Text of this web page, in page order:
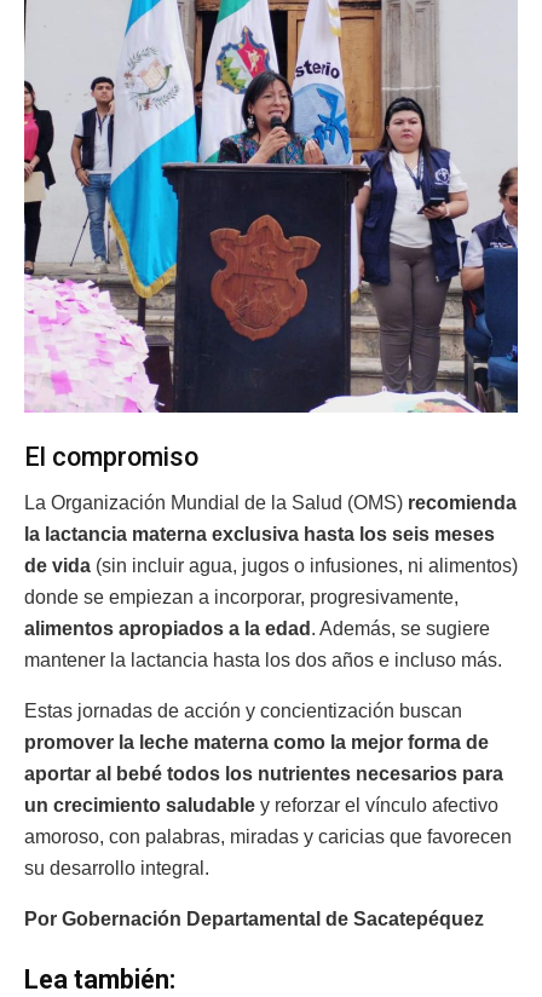
El compromiso
La Organización Mundial de la Salud (OMS) recomienda
la lactancia materna exclusiva hasta los seis meses
de vida (sin incluir agua, jugos o infusiones, ni alimentos)
donde se empiezan a incorporar, progresivamente,
alimentos apropiados a la edad . Además, se sugiere
mantener la lactancia hasta los dos años e incluso más.
Estas jornadas de acción y concientización buscan
promover la leche materna como la mejor forma de
aportar al bebé todos los nutrientes necesarios para
un crecimiento saludable y reforzar el vínculo afectivo
amoroso, con palabras, miradas y caricias que favorecen
su desarrollo integral.
Por Gobernación Departamental de Sacatepéquez
Lea también: